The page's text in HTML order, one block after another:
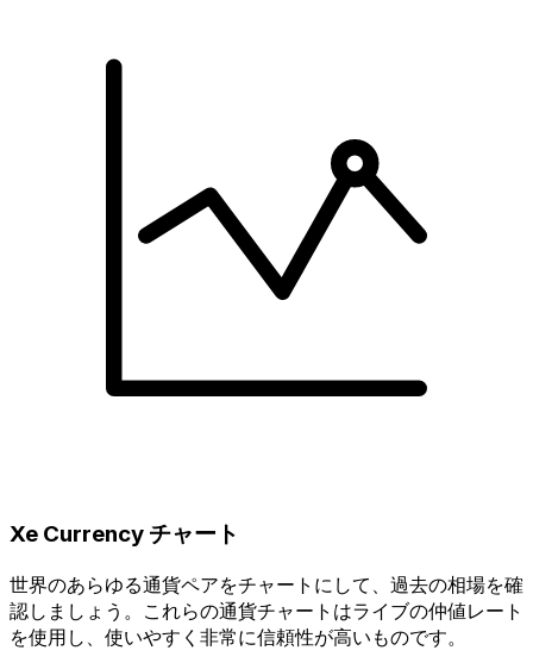
Xe Currency チャート
世界のあらゆる通貨ペアをチャートにして、過去の相場を確
認しましょう。これらの通貨チャートはライブの仲値レート
を使用し、使いやすく非常に信頼性が高いものです。